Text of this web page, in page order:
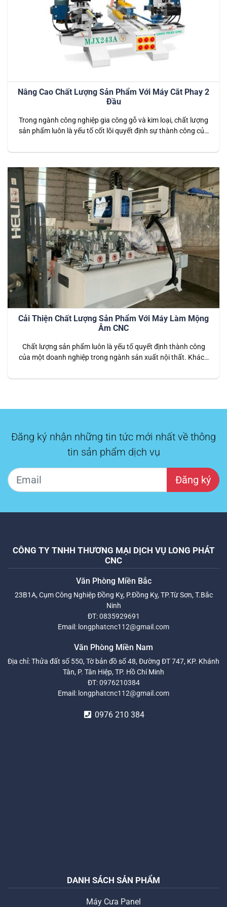
Nâng Cao Chất Lượng Sản Phẩm Với Máy Cắt Phay 2
Đầu
Trong ngành công nghiệp gia công gỗ và kim loại, chất lượng
sản phẩm luôn là yếu tố cốt lõi quyết định sự thành công của
đồng thời hai mặt của vật liệu, đã trở thành một công cụ
Cải Thiện Chất Lượng Sản Phẩm Với Máy Làm Mộng
Âm CNC
Chất lượng sản phẩm luôn là yếu tố quyết định thành công
của một doanh nghiệp trong ngành sản xuất nội thất. Khách
hoàn thiện của sản phẩm. Do đó, đảm bảo chất lượng không
Đăng ký nhận những tin tức mới nhất về thông
tin sản phẩm dịch vụ
Đăng ký
CÔNG TY TNHH THƯƠNG MẠI DỊCH VỤ LONG PHÁT
CNC
Văn Phòng Miền Bắc
23B1A, Cụm Công Nghiệp Đồng Kỵ, P.Đồng Kỵ, TP.Từ Sơn, T.Bắc
Ninh
ĐT:0835929691
Email: longphatcnc112@gmail.com
Văn Phòng Miền Nam
Địa chỉ: Thửa đất số 550, Tờ bản đồ số 48, Đường ĐT 747, KP. Khánh
Tân, P. Tân Hiệp, TP. Hồ Chí Minh
ĐT:0976210384
Email: longphatcnc112@gmail.com
0976 210 384
DANH SÁCH SẢN PHẨM
Máy Cưa Panel